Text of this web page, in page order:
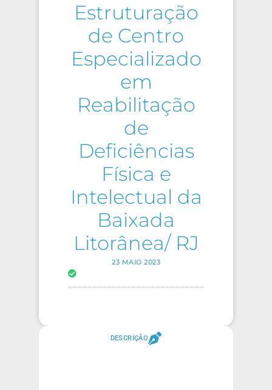
Estruturação
de Centro
Especializado
em
Reabilitação
de
Deficiências
Física e
Intelectual da
Baixada
Litorânea/ RJ
23 MAIO 2023
DESCRIÇÃO